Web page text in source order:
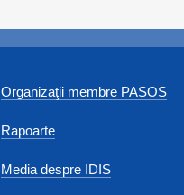
Organizaţii membre PASOS
Rapoarte
Media despre IDIS